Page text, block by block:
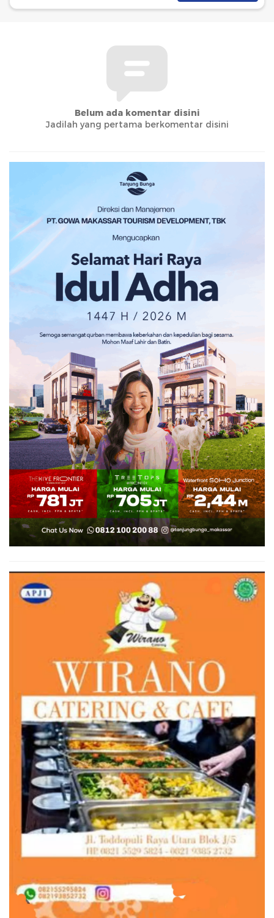
Belum ada komentar disini
Jadilah yang pertama berkomentar disini